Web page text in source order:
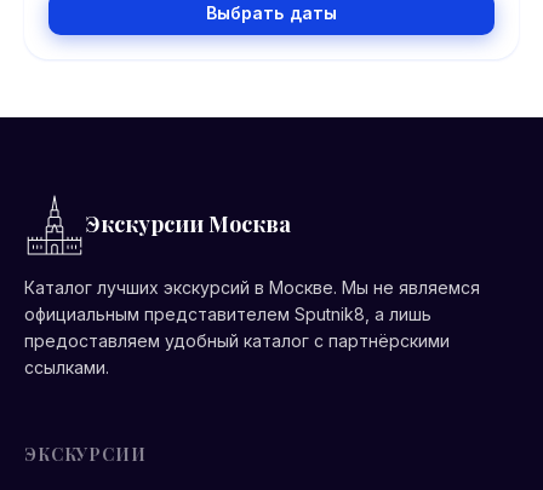
Выбрать даты
Экскурсии Москва
Каталог лучших экскурсий в Москве. Мы не являемся
официальным представителем Sputnik8, а лишь
предоставляем удобный каталог с партнёрскими
ссылками.
ЭКСКУРСИИ